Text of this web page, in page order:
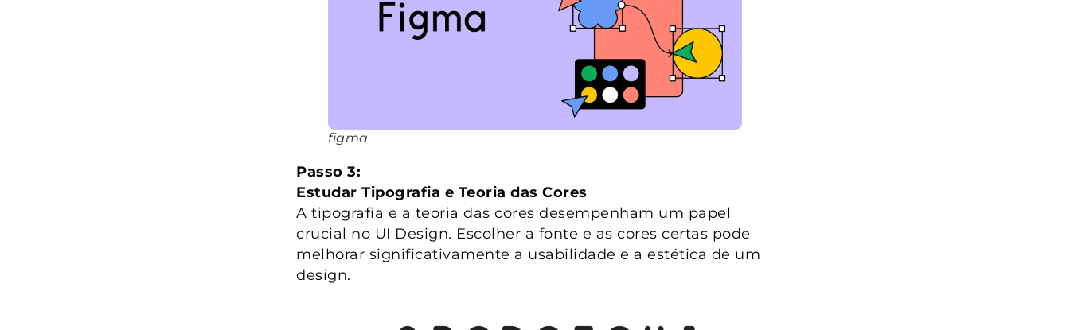
figma
Passo 3:
Estudar Tipografia e Teoria das Cores
A tipografia e a teoria das cores desempenham um papel
crucial no UI Design. Escolher a fonte e as cores certas pode
melhorar significativamente a usabilidade e a estética de um
design.